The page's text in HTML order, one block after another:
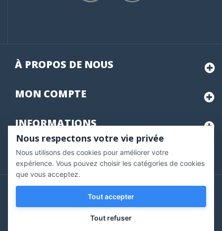
À PROPOS DE NOUS
MON COMPTE
INFORMATIONS
Marchand approuvé par la Société des Avis Garantis,
pour vérifier .
Copyright © 2020 Vernazobres Grego - tous droits
réservés.
Nous respectons votre vie privée
Nous utilisons des cookies pour améliorer votre
expérience. Vous pouvez choisir les catégories de cookies
que vous acceptez.
Tout accepter
Tout refuser